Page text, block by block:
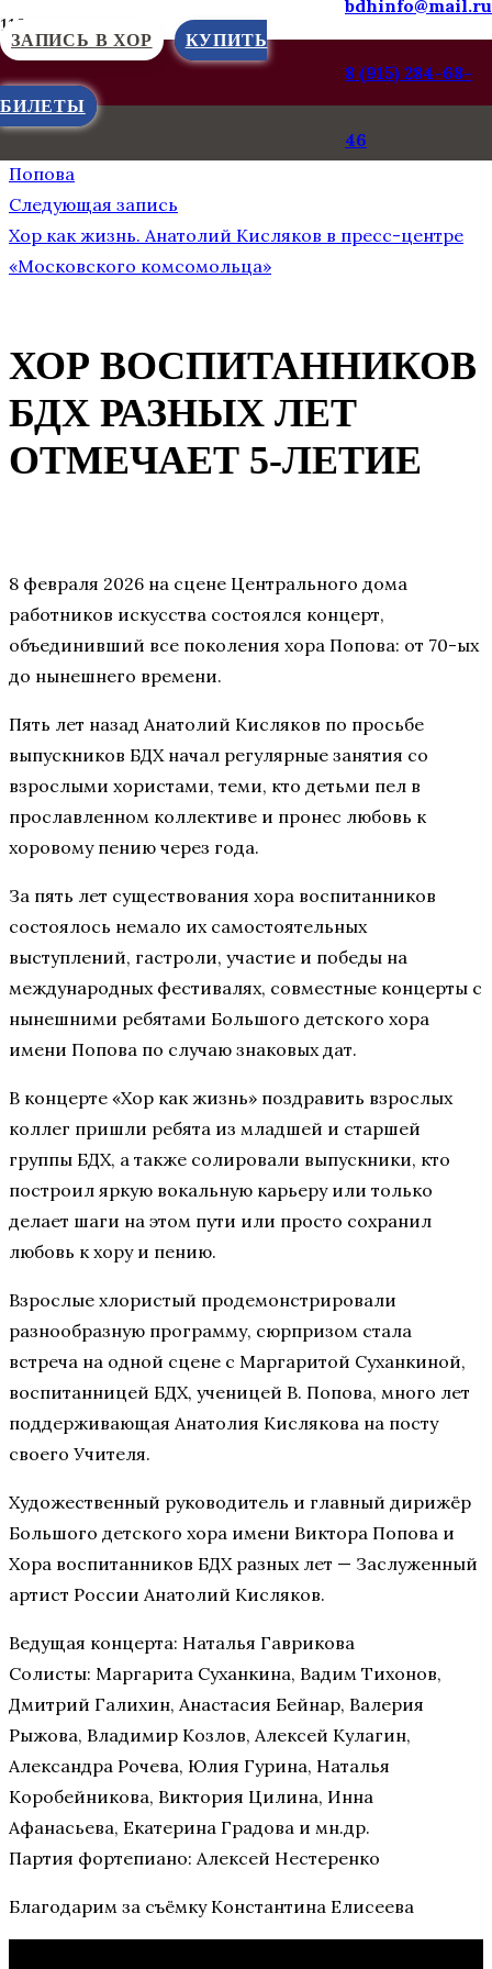
ЗАПИСЬ В ХОР КУПИТЬ
БИЛЕТЫ
bdhinfo@mail.ru
8 (915) 284-68-
46
Предыдущая запись
II фестиваль детского хорового искусства им. В.С.
Попова
Следующая запись
Хор как жизнь. Анатолий Кисляков в пресс-центре
«Московского комсомольца»
ХОР ВОСПИТАННИКОВ
БДХ РАЗНЫХ ЛЕТ
ОТМЕЧАЕТ 5-ЛЕТИЕ
8 февраля 2026 на сцене Центрального дома
работников искусства состоялся концерт,
объединивший все поколения хора Попова: от 70-ых
до нынешнего времени.
Пять лет назад Анатолий Кисляков по просьбе
выпускников БДХ начал регулярные занятия со
взрослыми хористами, теми, кто детьми пел в
прославленном коллективе и пронес любовь к
хоровому пению через года.
За пять лет существования хора воспитанников
состоялось немало их самостоятельных
выступлений, гастроли, участие и победы на
международных фестивалях, совместные концерты с
нынешними ребятами Большого детского хора
имени Попова по случаю знаковых дат.
В концерте «Хор как жизнь» поздравить взрослых
коллег пришли ребята из младшей и старшей
группы БДХ, а также солировали выпускники, кто
построил яркую вокальную карьеру или только
делает шаги на этом пути или просто сохранил
любовь к хору и пению.
Взрослые хлористый продемонстрировали
разнообразную программу, сюрпризом стала
встреча на одной сцене с Маргаритой Суханкиной,
воспитанницей БДХ, ученицей В. Попова, много лет
поддерживающая Анатолия Кислякова на посту
своего Учителя.
Художественный руководитель и главный дирижёр
Большого детского хора имени Виктора Попова и
Хора воспитанников БДХ разных лет — Заслуженный
артист России Анатолий Кисляков.
Ведущая концерта: Наталья Гаврикова
Солисты: Маргарита Суханкина, Вадим Тихонов,
Дмитрий Галихин, Анастасия Бейнар, Валерия
Рыжова, Владимир Козлов, Алексей Кулагин,
Александра Рочева, Юлия Гурина, Наталья
Коробейникова, Виктория Цилина, Инна
Афанасьева, Екатерина Градова и мн.др.
Партия фортепиано: Алексей Нестеренко
Благодарим за съёмку Константина Елисеева